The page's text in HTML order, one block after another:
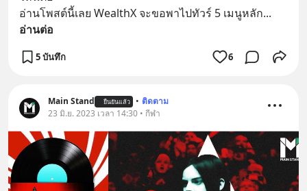
อ่านโพสต์นี้เลย WealthX จะขอพาไปทัวร์ 5 เมนูหลัก
อ่านต่อ
5 บันทึก 6
Main Stand ยืนยันแล้ว • ติดตาม
23 มิ.ย. 2023 เวลา 14:30 • กีฬา